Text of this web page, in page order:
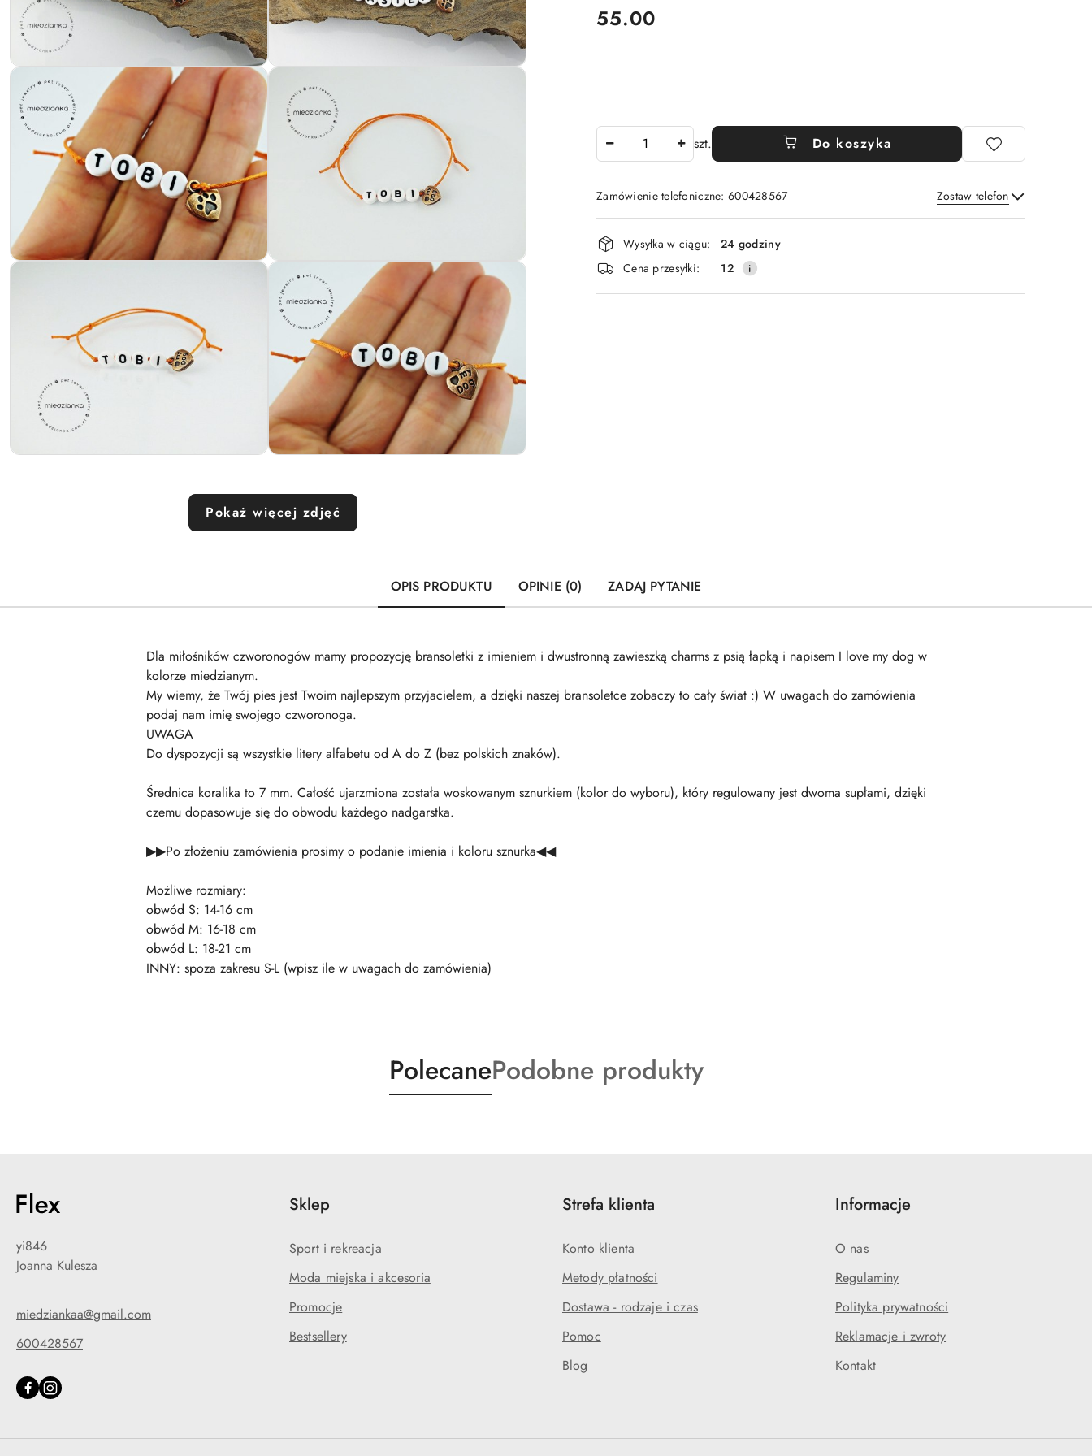
Pokaż więcej zdjęć
cena:
55.00
szt. Do koszyka
Zamówienie telefoniczne: 600428567 Zostaw telefon
Wyślij
Dostępność
i
dostawa
Wysyłka w ciągu:
24 godziny
Cena przesyłki:
12
OPIS PRODUKTU OPINIE (0) ZADAJ PYTANIE
Dla miłośników czworonogów mamy propozycję bransoletki z imieniem i dwustronną zawieszką charms z psią łapką i napisem I love my dog w
kolorze miedzianym.
My wiemy, że Twój pies jest Twoim najlepszym przyjacielem, a dzięki naszej bransoletce zobaczy to cały świat :) W uwagach do zamówienia
podaj nam imię swojego czworonoga.
UWAGA
Do dyspozycji są wszystkie litery alfabetu od A do Z (bez polskich znaków).
Średnica koralika to 7 mm. Całość ujarzmiona została woskowanym sznurkiem (kolor do wyboru), który regulowany jest dwoma supłami, dzięki
czemu dopasowuje się do obwodu każdego nadgarstka.
▶▶Po złożeniu zamówienia prosimy o podanie imienia i koloru sznurka◀◀
Możliwe rozmiary:
obwód S: 14-16 cm
obwód M: 16-18 cm
obwód L: 18-21 cm
INNY: spoza zakresu S-L (wpisz ile w uwagach do zamówienia)
Produkty
o
PolecaneProdukty
o
Podobne produkty
yi846
Joanna Kulesza
miedziankaa@gmail.com
600428567
Sklep
Sport i rekreacja
Moda miejska i akcesoria
Promocje
Bestsellery
Strefa klienta
Konto klienta
Metody płatności
Dostawa - rodzaje i czas
Pomoc
Blog
Informacje
O nas
Regulaminy
Polityka prywatności
Reklamacje i zwroty
Kontakt